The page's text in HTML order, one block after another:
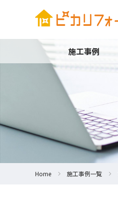
施工事例
Home 施工事例一覧